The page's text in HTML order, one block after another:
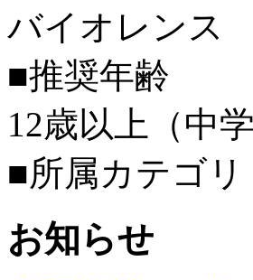
バイオレンス
■推奨年齢
12歳以上（中学
■所属カテゴリ
お知らせ